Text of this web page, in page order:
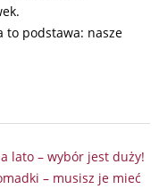
to podstawa: nasze
lato – wybór jest duży!
– musisz je mieć